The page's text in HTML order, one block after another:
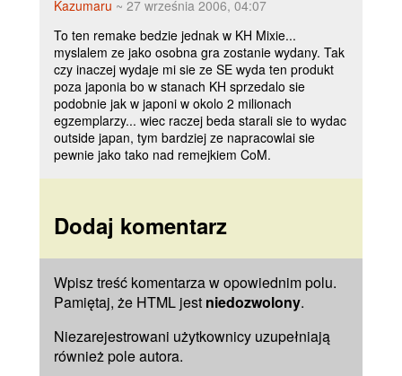
Kazumaru ~ 27 września 2006, 04:07
To ten remake bedzie jednak w KH Mixie...
myslalem ze jako osobna gra zostanie wydany. Tak
czy inaczej wydaje mi sie ze SE wyda ten produkt
poza japonia bo w stanach KH sprzedalo sie
podobnie jak w japoni w okolo 2 milionach
egzemplarzy... wiec raczej beda starali sie to wydac
outside japan, tym bardziej ze napracowlai sie
pewnie jako tako nad remejkiem CoM.
Dodaj komentarz
Wpisz treść komentarza w opowiednim polu.
Pamiętaj, że HTML jest niedozwolony.
Niezarejestrowani użytkownicy uzupełniają
również poleautora.